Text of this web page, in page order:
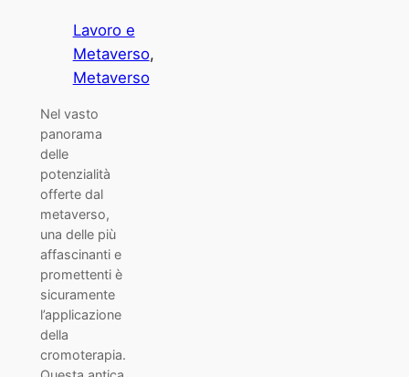
Lavoro e
Metaverso
Metaverso
Nel vasto
panorama
delle
potenzialità
offerte dal
metaverso,
una delle più
affascinanti e
promettenti è
sicuramente
l’applicazione
della
cromoterapia.